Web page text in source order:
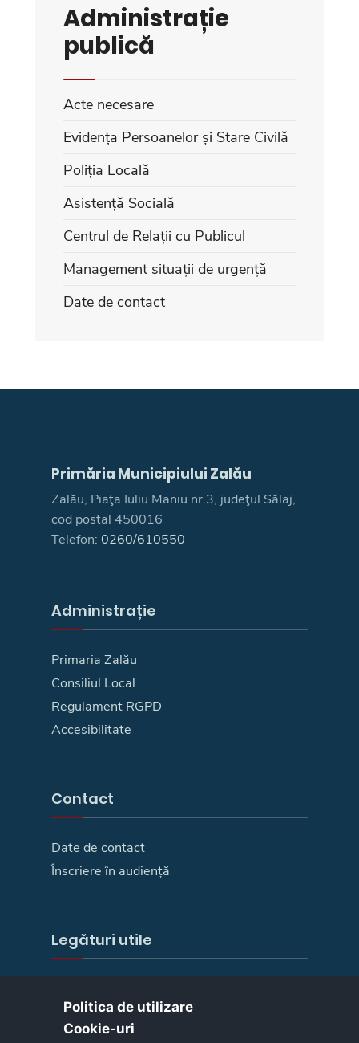
Administrație
publică
Acte necesare
Evidența Persoanelor și Stare Civilă
Poliția Locală
Asistență Socială
Centrul de Relații cu Publicul
Management situații de urgență
Date de contact
Primăria Municipiului Zalău
Zalău, Piaţa Iuliu Maniu nr.3, judeţul Sălaj,
cod postal 450016
Telefon: 0260/610550
Administrație
Primaria Zalău
Consiliul Local
Regulament RGPD
Accesibilitate
Contact
Date de contact
Înscriere în audiență
Legături utile
Camera deputaților
Senat
Politica de utilizare
Cookie-uri‎